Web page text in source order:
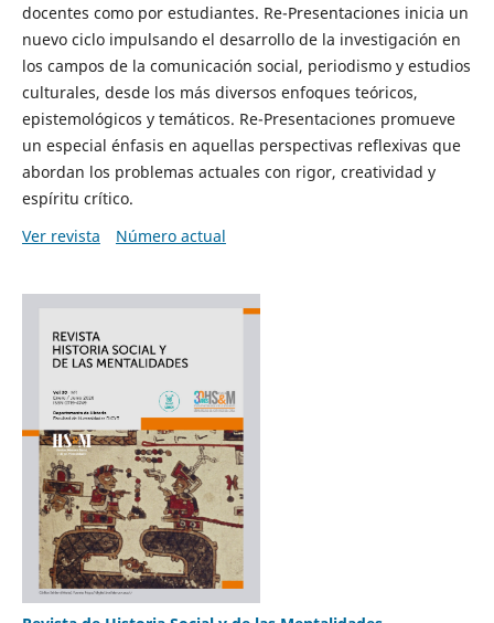
docentes como por estudiantes. Re-Presentaciones inicia un
nuevo ciclo impulsando el desarrollo de la investigación en
los campos de la comunicación social, periodismo y estudios
culturales, desde los más diversos enfoques teóricos,
epistemológicos y temáticos. Re-Presentaciones promueve
un especial énfasis en aquellas perspectivas reflexivas que
abordan los problemas actuales con rigor, creatividad y
espíritu crítico.
Ver revista
Número actual